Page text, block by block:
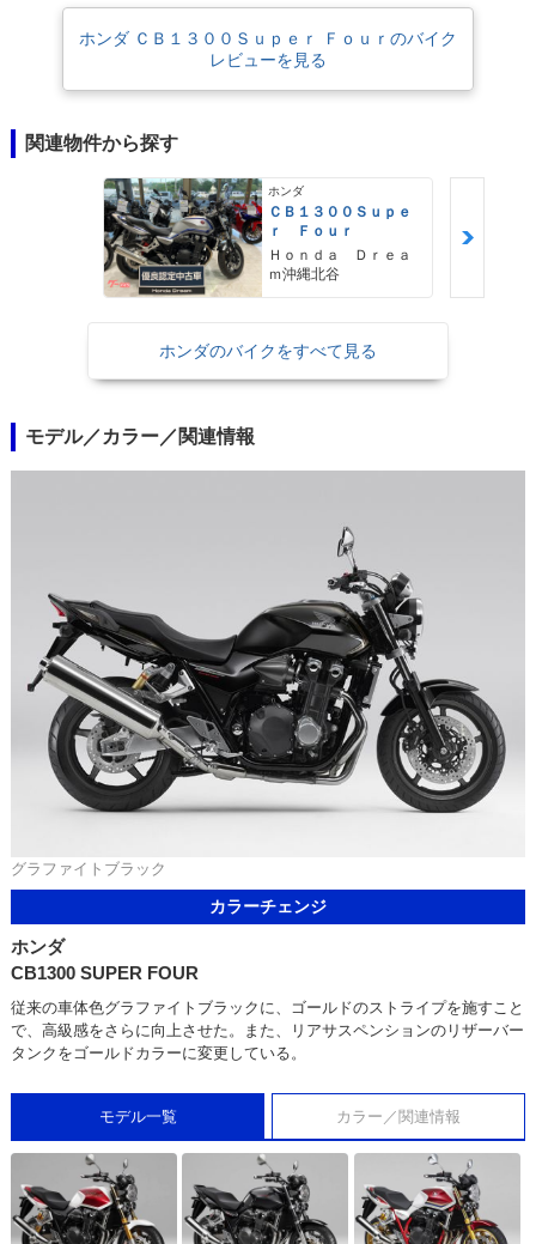
ホンダ ＣＢ１３００Ｓｕｐｅｒ Ｆｏｕｒのバイク
レビューを見る
関連物件から探す
ホンダ
ＣＢ１３００Ｓｕｐｅ
ｒ Ｆｏｕｒ
Ｈｏｎｄａ Ｄｒｅａ
ｍ沖縄北谷
ホンダのバイクをすべて見る
モデル／カラー／関連情報
グラファイトブラック
カラーチェンジ
ホンダ
CB1300 SUPER FOUR
従来の車体色グラファイトブラックに、ゴールドのストライプを施すこと
で、高級感をさらに向上させた。また、リアサスペンションのリザーバー
タンクをゴールドカラーに変更している。
モデル一覧 カラー／関連情報